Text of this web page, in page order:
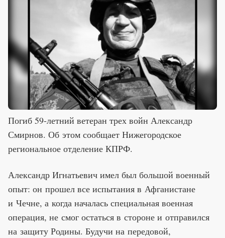
Погиб 59-летний ветеран трех войн Александр
Смирнов. Об этом сообщает Нижегородское
региональное отделение КПРФ.
Александр Игнатьевич имел был большой военный
опыт: он прошел все испытания в Афганистане
и Чечне, а когда началась специальная военная
операция, не смог остаться в стороне и отправился
на защиту Родины. Будучи на передовой,